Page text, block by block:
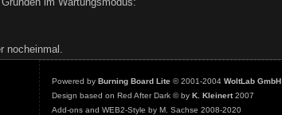
nocheinmal.
Powered by Burning Board Lite© 2001-2004 WoltLab GmbH
Design based on Red After Dark © by K. Kleinert2007
Add-ons and WEB2-Style by M. Sachse 2008-2020